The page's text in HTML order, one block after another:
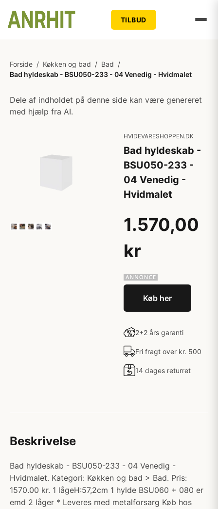
TILBUD
Forside / Køkken og bad / Bad /
Bad hyldeskab - BSU050-233 - 04 Venedig - Hvidmalet
Dele af indholdet på denne side kan være genereret
med hjælp fra AI.
HVIDEVARESHOPPEN.DK
Bad hyldeskab -
BSU050-233 -
04 Venedig -
Hvidmalet
1.570,00
kr
Køb her
2+2 års garanti
Fri fragt over kr. 500
14 dages returret
Beskrivelse
Bad hyldeskab - BSU050-233 - 04 Venedig -
Hvidmalet. Kategori: Køkken og bad > Bad. Pris:
1570.00 kr. 1 lågeH:57,2cm 1 hylde BSU060 + 080 er
emd 2 låger * Leveres med metalforsarg Køb hos